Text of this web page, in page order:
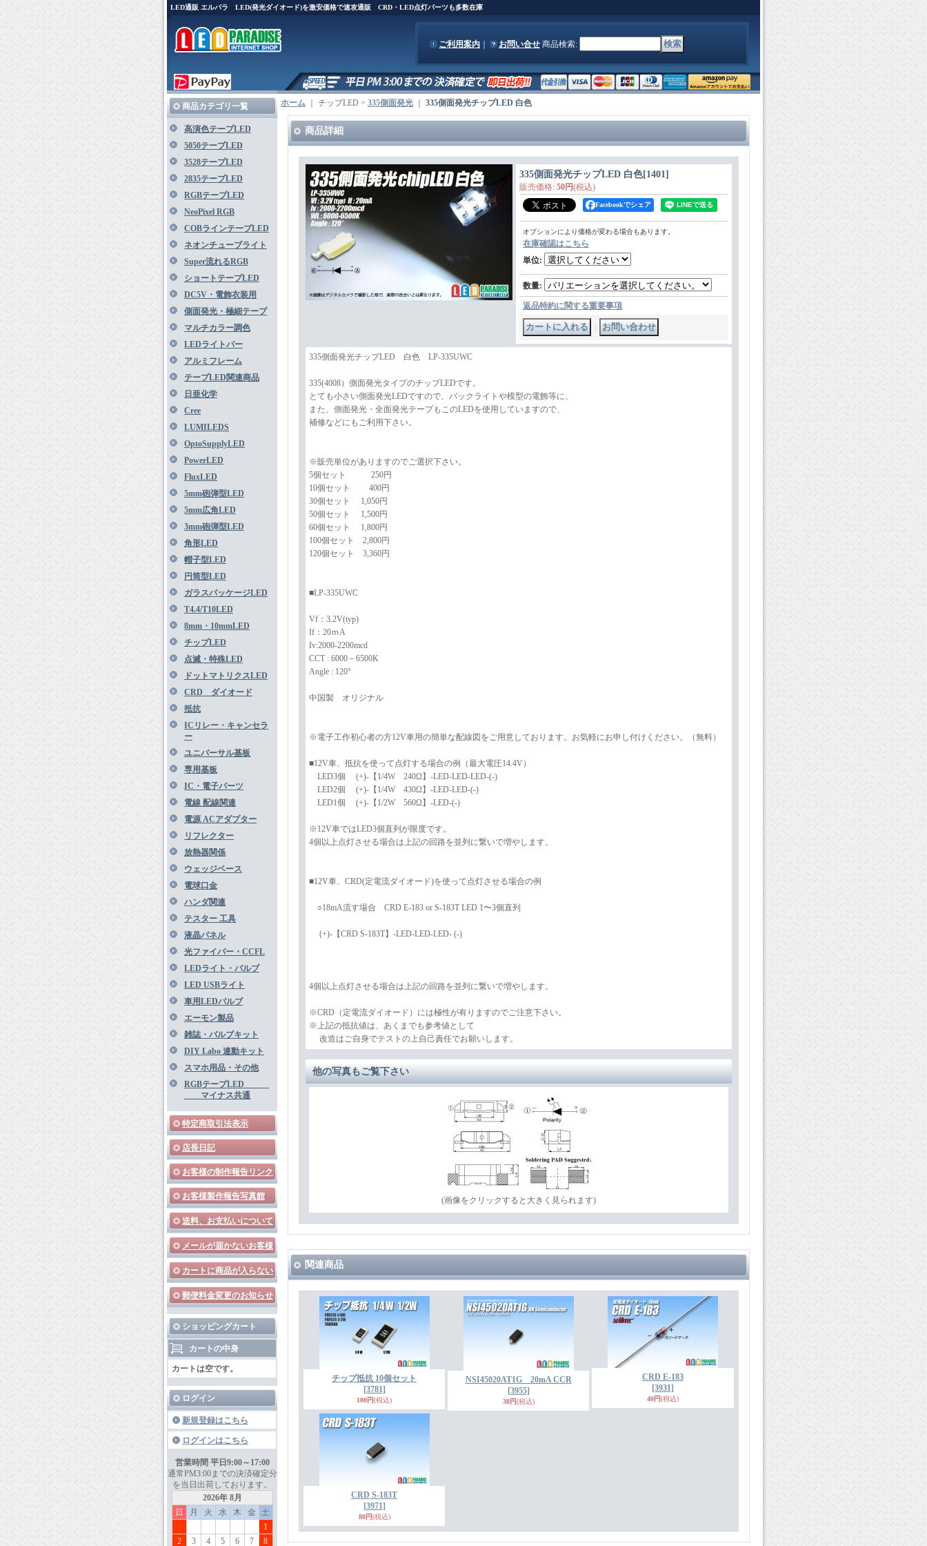
LED通販 エルパラ LED(発光ダイオード)を激安価格で速攻通販 CRD・LED点灯パーツも多数在庫
ご利用案内 お問い合せ 商品検索:
商品カテゴリ一覧
高演色テープLED
5050テープLED
3528テープLED
2835テープLED
RGBテープLED
NeoPixel RGB
COBラインテープLED
ネオンチューブライト
Super流れるRGB
ショートテープLED
DC5V・電飾衣装用
側面発光・極細テープ
マルチカラー調色
LEDライトバー
アルミフレーム
テープLED関連商品
日亜化学
Cree
LUMILEDS
OptoSupplyLED
PowerLED
FluxLED
5mm砲弾型LED
5mm広角LED
3mm砲弾型LED
角形LED
帽子型LED
円筒型LED
ガラスパッケージLED
T4.4/T10LED
8mm・10mmLED
チップLED
点滅・特殊LED
ドットマトリクスLED
CRD ダイオード
抵抗
ICリレー・キャンセラ
ー
ユニバーサル基板
専用基板
IC・電子パーツ
電線 配線関連
電源 ACアダプター
リフレクター
放熱器関係
ウェッジベース
電球口金
ハンダ関連
テスター 工具
液晶パネル
光ファイバー・CCFL
LEDライト・バルブ
LED USBライト
車用LEDバルブ
エーモン製品
雑誌・バルブキット
DIY Labo 連動キット
スマホ用品・その他
RGBテープLED
マイナス共通
特定商取引法表示
店長日記
お客様の制作報告リンク
お客様製作報告写真館
送料、お支払いについて
メールが届かないお客様
カートに商品が入らない
郵便料金変更のお知らせ
ショッピングカート
カートの中身
カートは空です。
ログイン
新規登録はこちら
ログインはこちら
営業時間 平日9:00～17:00
通常PM3:00までの決済確定分
を当日出荷しております。
2026年 8月
日
月 火 水 木 金
土
1
2
3 4 5 6 7 8
ホーム ｜ チップLED > 335側面発光 335側面発光チップLED 白色
商品詳細
335側面発光チップLED 白色[1401]
販売価格: 50円(税込)
Facebookでシェア
オプションにより価格が変わる場合もあります。
在庫確認はこちら
単位:
数量:
返品特約に関する重要事項
335側面発光チップLED 白色 LP-335UWC
335(4008）側面発光タイプのチップLEDです。
とても小さい側面発光LEDですので、バックライトや模型の電飾等に、
また、側面発光・全面発光テープもこのLEDを使用していますので、
補修などにもご利用下さい。
※販売単位がありますのでご選択下さい。
5個セット 250円
10個セット 400円
30個セット 1,050円
50個セット 1,500円
60個セット 1,800円
100個セット 2,800円
120個セット 3,360円
■LP-335UWC
Vf：3.2V(typ)
If：20ｍA
Iv:2000-2200mcd
CCT : 6000－6500K
Angle : 120°
中国製 オリジナル
※電子工作初心者の方12V車用の簡単な配線図をご用意しております。お気軽にお申し付けください。（無料）
■12V車、抵抗を使って点灯する場合の例（最大電圧14.4V）
LED3個 (+)-【1/4W 240Ω】-LED-LED-LED-(-)
LED2個 (+)-【1/4W 430Ω】-LED-LED-(-)
LED1個 (+)-【1/2W 560Ω】-LED-(-)
※12V車ではLED3個直列が限度です。
4個以上点灯させる場合は上記の回路を並列に繋いで増やします。
■12V車、CRD(定電流ダイオード)を使って点灯させる場合の例
○18mA流す場合 CRD E-183 or S-183T LED 1〜3個直列
(+)-【CRD S-183T】-LED-LED-LED- (-)
4個以上点灯させる場合は上記の回路を並列に繋いで増やします。
※CRD（定電流ダイオード）には極性が有りますのでご注意下さい。
※上記の抵抗値は、あくまでも参考値として
改造はご自身でテストの上自己責任でお願いします。
他の写真もご覧下さい
(画像をクリックすると大きく見られます)
関連商品
チップ抵抗 10個セット
[3781]
100円(税込)
NSI45020AT1G 20mA CCR
[3955]
38円(税込)
CRD E-183
[3931]
40円(税込)
CRD S-183T
[3971]
80円(税込)